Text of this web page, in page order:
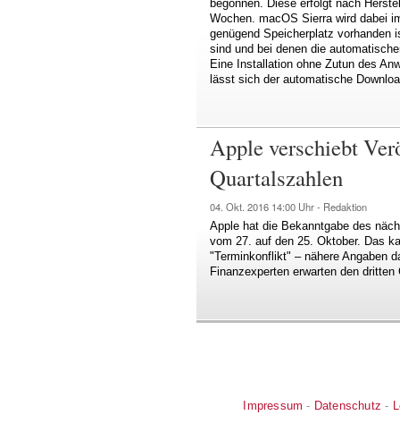
begonnen. Diese erfolgt nach
Wochen. macOS Sierra wird dabei
genügend Speicherplatz
sind und bei denen die
Eine Installation ohne Zutun des
lässt sich der automatische
Apple verschiebt
Quartalszahlen
04. Okt. 2016 14:00 Uhr - Redaktion
Apple hat die Bekanntgabe des
vom 27. auf den 25. Oktober. Das
"Terminkonflikt" – nähere Angaben
Finanzexperten erwarten den
Impressum - Datenschutz -